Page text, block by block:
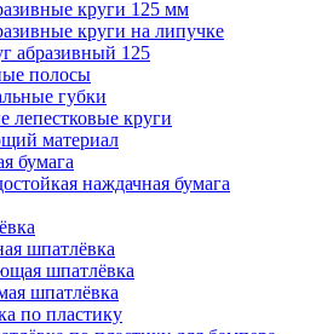
круги 125 мм
круги на липучке
абразивный 125
полосы
губки
лепестковые круги
материал
бумага
наждачная бумага
шпатлёвка
шпатлёвка
шпатлёвка
по пластику